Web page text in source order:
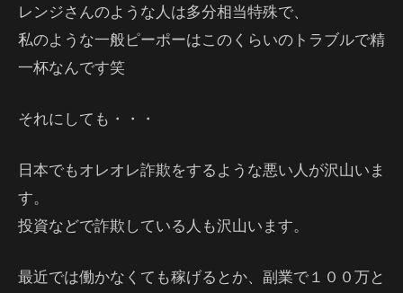
レンジさんのような人は多分相当特殊で、
私のような一般ピーポーはこのくらいのトラブルで精
一杯なんです笑
それにしても・・・
日本でもオレオレ詐欺をするような悪い人が沢山いま
す。
投資などで詐欺している人も沢山います。
最近では働かなくても稼げるとか、副業で１００万と